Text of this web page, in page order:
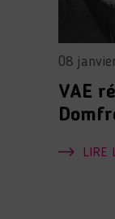
08
VAE
LIRE